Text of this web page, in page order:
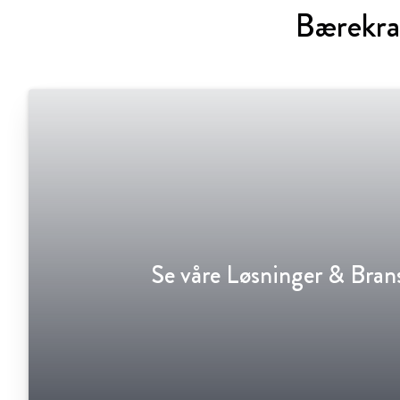
Se våre Løsninger &